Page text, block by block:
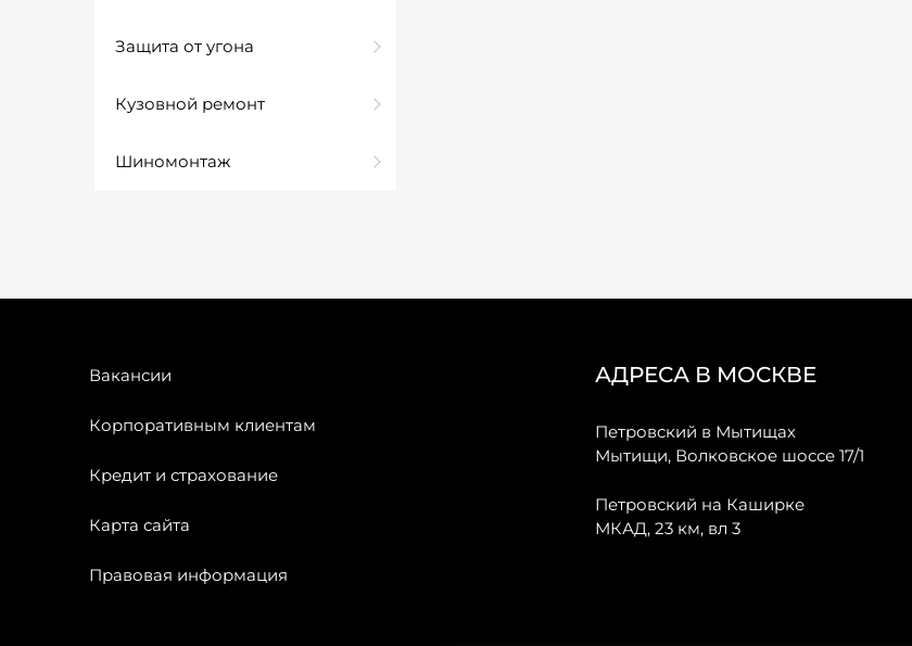
Защита от угона
Кузовной ремонт
Шиномонтаж
Вакансии
Корпоративным клиентам
Кредит и страхование
Карта сайта
Правовая информация
АДРЕСА В МОСКВЕ
Петровский в Мытищах
Мытищи, Волковское шоссе 17/1
Петровский на Каширке
МКАД, 23 км, вл 3